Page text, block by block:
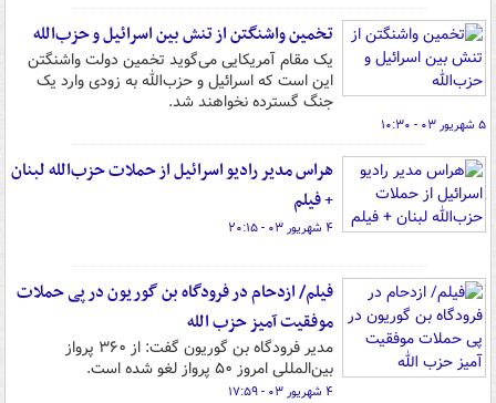
تخمین واشنگتن از تنش بین اسرائیل و حزب‌الله
یک مقام آمریکایی می‌گوید تخمین دولت واشنگتن
این است که اسرائیل و حزب‌الله به زودی وارد یک
جنگ گسترده نخواهند شد.
۵ شهریور ۰۳ - ۱۰:۳۰
هراس مدیر رادیو اسرائیل از حملات حزب‌الله لبنان
+ فیلم
۴ شهریور ۰۳ - ۲۰:۱۵
فیلم/ ازدحام در فرودگاه بن گوریون در پی حملات
موفقیت آمیز حزب الله
مدیر فرودگاه بن گوریون گفت: از ۳۶۰ پرواز
بین‌المللی امروز ۵۰ پرواز لغو شده است.
۴ شهریور ۰۳ - ۱۷:۵۹